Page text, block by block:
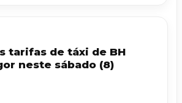
tarifas de táxi de BH
neste sábado (8)